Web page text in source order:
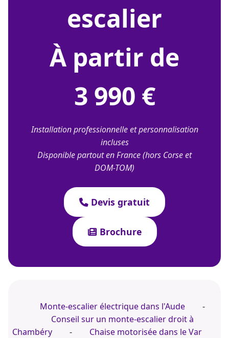
escalier
À partir de
3 990 €
Installation professionnelle et personnalisation
incluses
Disponible partout en France (hors Corse et
DOM-TOM)
Devis gratuit
Brochure
Monte-escalier électrique dans l'Aude
-
Conseil sur un monte-escalier droit à
Chambéry
- Chaise motorisée dans le Var